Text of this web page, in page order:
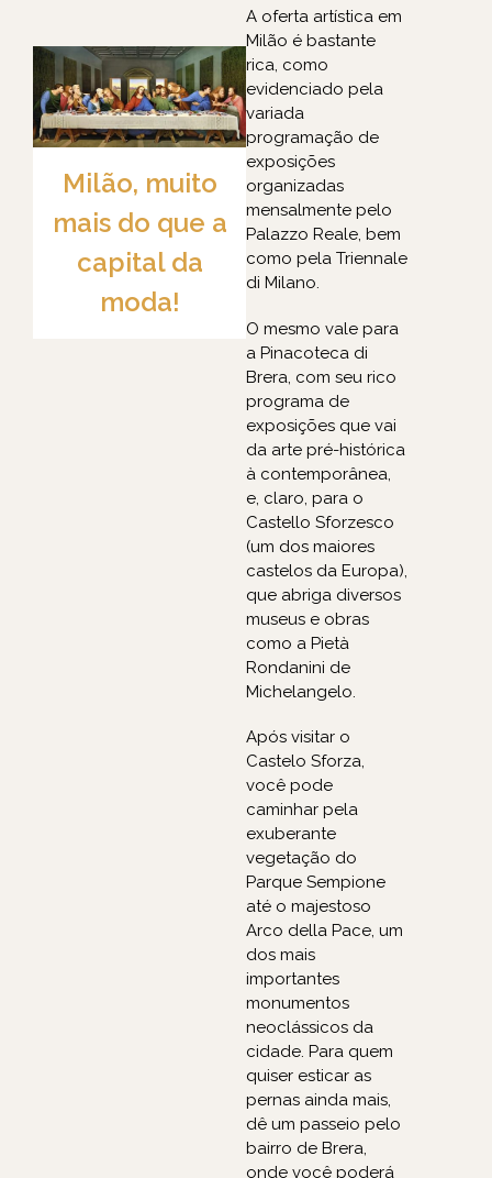
Milão, muito
mais do que a
capital da
moda!
A oferta artística em
Milão é bastante
rica, como
evidenciado pela
variada
programação de
exposições
organizadas
mensalmente pelo
Palazzo Reale, bem
como pela Triennale
di Milano.
O mesmo vale para
a Pinacoteca di
Brera, com seu rico
programa de
exposições que vai
da arte pré-histórica
à contemporânea,
e, claro, para o
Castello Sforzesco
(um dos maiores
castelos da Europa),
que abriga diversos
museus e obras
como a Pietà
Rondanini de
Michelangelo.
Após visitar o
Castelo Sforza,
você pode
caminhar pela
exuberante
vegetação do
Parque Sempione
até o majestoso
Arco della Pace, um
dos mais
importantes
monumentos
neoclássicos da
cidade. Para quem
quiser esticar as
pernas ainda mais,
dê um passeio pelo
bairro de Brera,
onde você poderá